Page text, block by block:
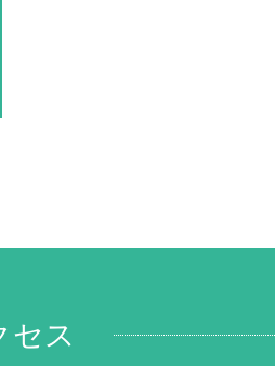
セス